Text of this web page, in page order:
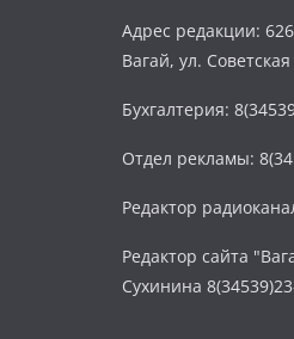
Адрес редакции:
Вагай, ул.
Бухгалтерия:
Отдел рекламы:
Редактор
Редактор сайта
Сухинина